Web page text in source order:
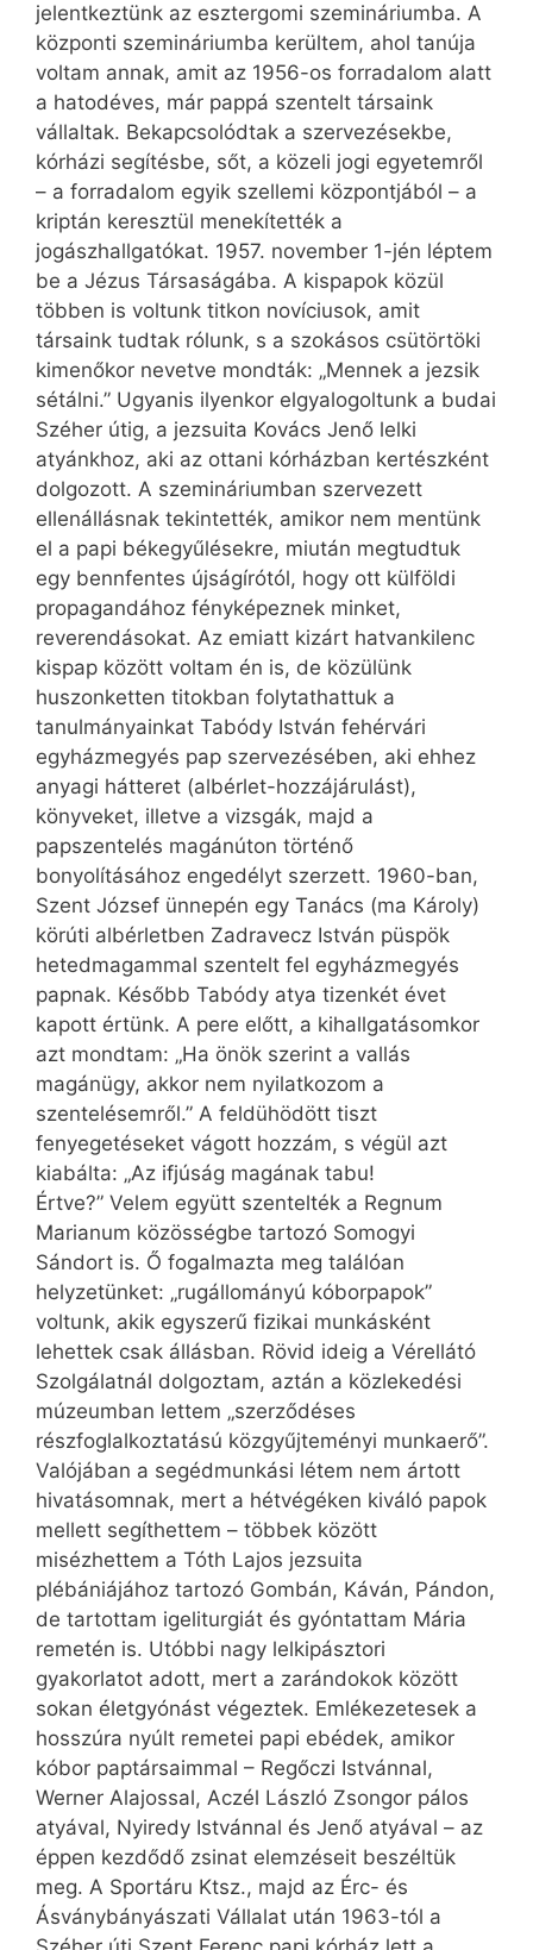
jelentkeztünk az esztergomi szemináriumba. A
központi szemináriumba kerültem, ahol tanúja
voltam annak, amit az 1956-os forradalom alatt
a hatodéves, már pappá szentelt társaink
vállaltak. Bekapcsolódtak a szervezésekbe,
kórházi segítésbe, sőt, a közeli jogi egyetemről
– a forradalom egyik szellemi központjából – a
kriptán keresztül menekítették a
jogászhallgatókat. 1957. november 1-jén léptem
be a Jézus Társaságába. A kispapok közül
többen is voltunk titkon novíciusok, amit
társaink tudtak rólunk, s a szokásos csütörtöki
kimenőkor nevetve mondták: „Mennek a jezsik
sétálni.” Ugyanis ilyenkor elgyalogoltunk a budai
Széher útig, a jezsuita Kovács Jenő lelki
atyánkhoz, aki az ottani kórházban kertészként
dolgozott. A szemináriumban szervezett
ellenállásnak tekintették, amikor nem mentünk
el a papi békegyűlésekre, miután megtudtuk
egy bennfentes újságírótól, hogy ott külföldi
propagandához fényképeznek minket,
reverendásokat. Az emiatt kizárt hatvankilenc
kispap között voltam én is, de közülünk
huszonketten titokban folytathattuk a
tanulmányainkat Tabódy István fehérvári
egyházmegyés pap szervezésében, aki ehhez
anyagi hátteret (albérlet-hozzájárulást),
könyveket, illetve a vizsgák, majd a
papszentelés magánúton történő
bonyolításához engedélyt szerzett. 1960-ban,
Szent József ünnepén egy Tanács (ma Károly)
körúti albérletben Zadravecz István püspök
hetedmagammal szentelt fel egyházmegyés
papnak. Később Tabódy atya tizenkét évet
kapott értünk. A pere előtt, a kihallgatásomkor
azt mondtam: „Ha önök szerint a vallás
magánügy, akkor nem nyilatkozom a
szentelésemről.” A feldühödött tiszt
fenyegetéseket vágott hozzám, s végül azt
kiabálta: „Az ifjúság magának tabu!
Értve?” Velem együtt szentelték a Regnum
Marianum közösségbe tartozó Somogyi
Sándort is. Ő fogalmazta meg találóan
helyzetünket: „rugállományú kóborpapok”
voltunk, akik egyszerű fizikai munkásként
lehettek csak állásban. Rövid ideig a Vérellátó
Szolgálatnál dolgoztam, aztán a közlekedési
múzeumban lettem „szerződéses
részfoglalkoztatású közgyűjteményi munkaerő”.
Valójában a segédmunkási létem nem ártott
hivatásomnak, mert a hétvégéken kiváló papok
mellett segíthettem – többek között
misézhettem a Tóth Lajos jezsuita
plébániájához tartozó Gombán, Káván, Pándon,
de tartottam igeliturgiát és gyóntattam Mária
remetén is. Utóbbi nagy lelkipásztori
gyakorlatot adott, mert a zarándokok között
sokan életgyónást végeztek. Emlékezetesek a
hosszúra nyúlt remetei papi ebédek, amikor
kóbor paptársaimmal – Regőczi Istvánnal,
Werner Alajossal, Aczél László Zsongor pálos
atyával, Nyiredy Istvánnal és Jenő atyával – az
éppen kezdődő zsinat elemzéseit beszéltük
meg. A Sportáru Ktsz., majd az Érc- és
Ásványbányászati Vállalat után 1963-tól a